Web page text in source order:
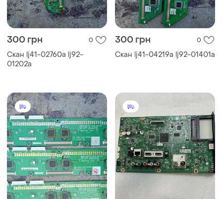
300 грн 0
Скан lj41-02760a lj92-
01202a
300 грн 0
Скан lj41-04219a lj92-01401a